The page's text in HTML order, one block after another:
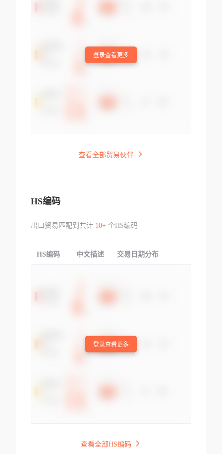
登录查看更多
查看全部贸易伙伴
HS编码
出口贸易匹配到共计 10+个HS编码
HS编码 中文描述 交易日期分布
登录查看更多
查看全部HS编码